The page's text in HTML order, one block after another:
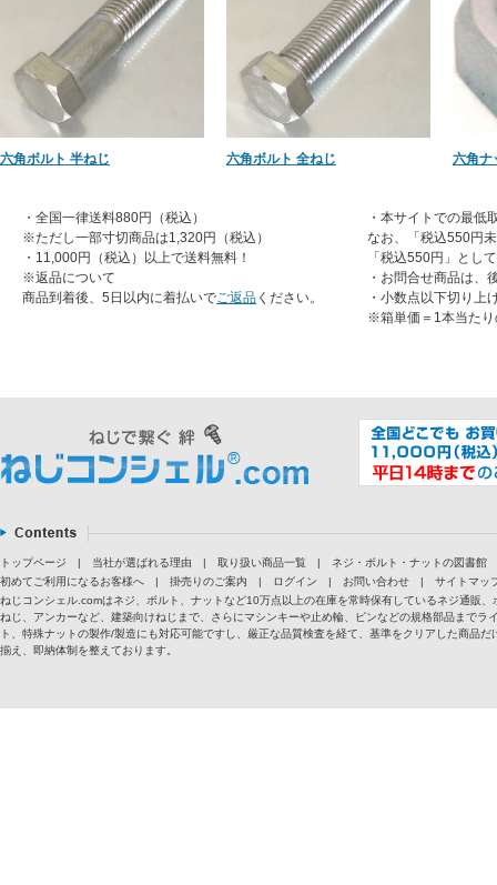
六角ボルト 半ねじ 六角ボルト 全ねじ 六角ナ
・全国一律送料880円（税込）
※ただし一部寸切商品は1,320円（税込）
・11,000円（税込）以上で送料無料！
※返品について
商品到着後、5日以内に着払いでご返品 ください。
・本サイトでの最低
なお、「税込550円
「税込550円」とし
・お問合せ商品は、
・小数点以下切り上
※箱単価＝1本当たり
トップページ | 当社が選ばれる理由 | 取り扱い商品一覧 |
ネジ・ボルト・ナットの図書館
初めてご利用になるお客様へ
| 掛売りのご案内 | ログイン | お問い合わせ |
サイトマッ
ねじコンシェル.comはネジ、ボルト、ナットなど10万点以上の在庫を常時保有しているネジ通販
ねじ、アンカーなど、建築向けねじまで、さらにマシンキーや止め輪、ピンなどの規格部品まで
ト、特殊ナットの製作/製造にも対応可能ですし、厳正な品質検査を経て、基準をクリアした商品
揃え、即納体制を整えております。